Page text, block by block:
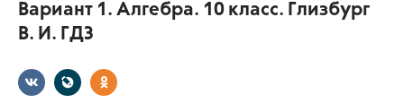
Вариант 1. Алгебра. 10 класс. Глизбург
В. И. ГДЗ